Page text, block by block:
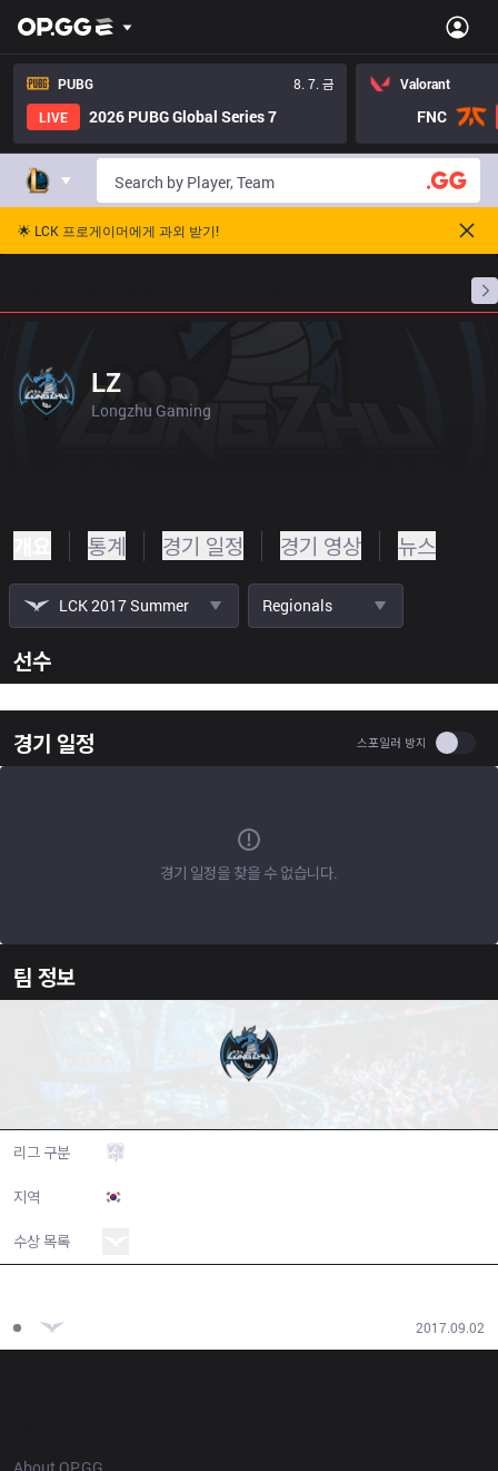
PUBG
8. 7. 금
LIVE
2026 PUBG Global Series 7
Valorant
FNC
🌟 LCK 프로게이머에게 과외 받기!
프로빌
LZ
Longzhu Gaming
통계 경기 일정 경기 영상 뉴스
LCK 2017 Summer Regionals
선수
경기 일정 스포일러 방지 Use
경기 일정을 찾을 수 없습니다.
팀 정보
리그 구분
지역
수상 목록
2017.09.02